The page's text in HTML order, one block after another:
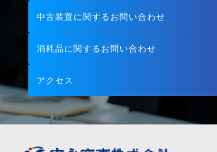
中古装置に関するお問い合わせ
消耗品に関するお問い合わせ
アクセス